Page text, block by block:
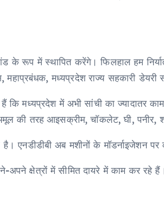
के रूप में स्थापित करेंगे। फिलहाल हम
मध्यप्रदेश राज्य सहकारी डेयरी
कि मध्यप्रदेश में अभी सांची का
की तरह आइसक्रीम, चॉकलेट, घी, पनीर,
एनडीडीबी अब मशीनों के मॉडर्नाइजेशन
क्षेत्रों में सीमित दायरे में काम कर